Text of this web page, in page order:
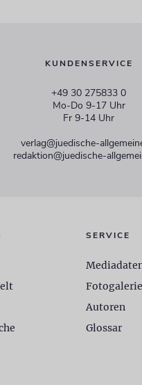
KUNDENSERVICE
+49 30 275833 0
Mo-Do 9-17 Uhr
Fr 9-14 Uhr
verlag@juedische-
redaktion@juedische-
SERVICE
Autoren
Glossar